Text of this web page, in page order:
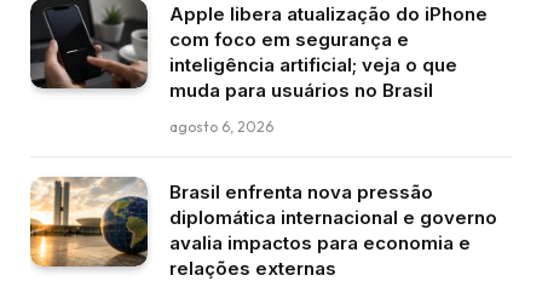
Apple libera atualização do iPhone
com foco em segurança e
inteligência artificial; veja o que
muda para usuários no Brasil
agosto 6, 2026
Brasil enfrenta nova pressão
diplomática internacional e governo
avalia impactos para economia e
relações externas